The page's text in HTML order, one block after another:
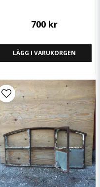
700 kr
LÄGG I VARUKORGEN